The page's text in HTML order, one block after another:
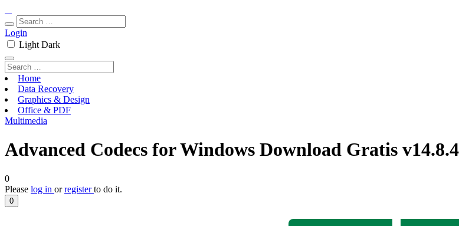
Login
Light Dark
Home
Data Recovery
Graphics & Design
Office & PDF
Multimedia
Advanced Codecs for Windows Download Gratis v14.8.4
0
Please log in orregisterto do it.
0